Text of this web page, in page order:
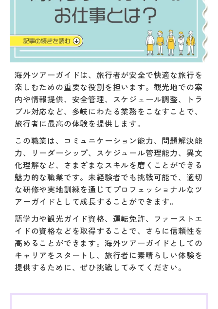
海外ツアーガイドは、旅行者が安全で快適な旅行を
楽しむための重要な役割を担います。観光地での案
内や情報提供、安全管理、スケジュール調整、トラ
ブル対応など、多岐にわたる業務をこなすことで、
旅行者に最高の体験を提供します。
この職業は、コミュニケーション能力、問題解決能
力、リーダーシップ、スケジュール管理能力、異文
化理解など、さまざまなスキルを磨くことができる
魅力的な職業です。未経験者でも挑戦可能で、適切
な研修や実地訓練を通じてプロフェッショナルなツ
アーガイドとして成長することができます。
語学力や観光ガイド資格、運転免許、ファーストエ
イドの資格などを取得することで、さらに信頼性を
高めることができます。海外ツアーガイドとしての
キャリアをスタートし、旅行者に素晴らしい体験を
提供するために、ぜひ挑戦してみてください。